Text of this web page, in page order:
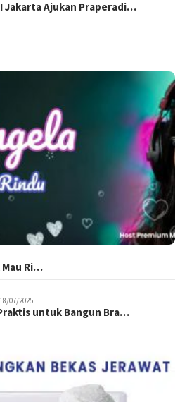
Jakarta Ajukan Praperadi…
Mau Ri…
18/07/2025
untuk Bangun Bra…